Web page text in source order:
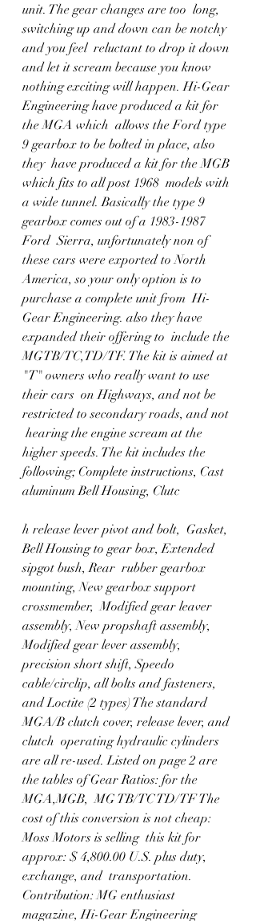
unit. The gear changes are too  long,
switching up and down can be notchy
and you feel  reluctant to drop it down
and let it scream because you know
nothing exciting will happen. Hi-Gear
Engineering have produced a kit for
the MGA which  allows the Ford type
9 gearbox to be bolted in place, also
they  have produced a kit for the MGB
which fits to all post 1968  models with
a wide tunnel. Basically the type 9
gearbox comes out of a 1983-1987
Ford  Sierra, unfortunately non of
these cars were exported to North
America, so your only option is to
purchase a complete unit from  Hi-
Gear Engineering. also they have
expanded their offering to  include the
MGTB/TC,TD/TF. The kit is aimed at
"T" owners who really want to use
their cars  on Highways, and not be
restricted to secondary roads, and not
hearing the engine scream at the
higher speeds. The kit includes the
following; Complete instructions, Cast
aluminum Bell Housing, Clutc
h release lever pivot and bolt,  Gasket,
Bell Housing to gear box, Extended
sipgot bush, Rear  rubber gearbox
mounting, New gearbox support
crossmember,  Modified gear leaver
assembly, New propshaft assembly,
Modified gear lever assembly,
precision short shift, Speedo
cable/circlip, all bolts and fasteners,
and Loctite (2 types) The standard
MGA/B clutch cover, release lever, and
clutch  operating hydraulic cylinders
are all re-used. Listed on page 2 are
the tables of Gear Ratios: for the
MGA,MGB,  MG TB/TC TD/TF The
cost of this conversion is not cheap:
Moss Motors is selling  this kit for
approx: $ 4,800.00 U.S. plus duty,
exchange, and  transportation.
Contribution: MG enthusiast
magazine, Hi-Gear Engineering